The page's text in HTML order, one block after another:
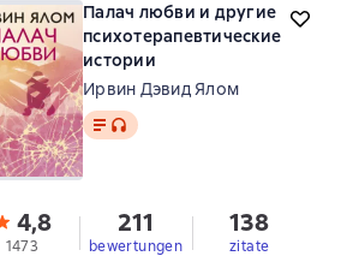
Палач любви и другие
психотерапевтические
истории
Ирвин Дэвид Ялом
Text, Audioformat verfügbar
4,8
1473
211
bewertungen
138
zitate